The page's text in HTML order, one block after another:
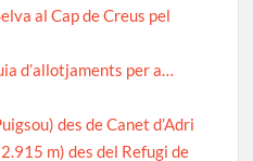
al Cap de Creus pel
d’allotjaments per a…
des de Canet d’Adri
m) des del Refugi de